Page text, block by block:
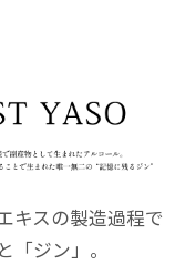
キスの製造過程で
ジン」。